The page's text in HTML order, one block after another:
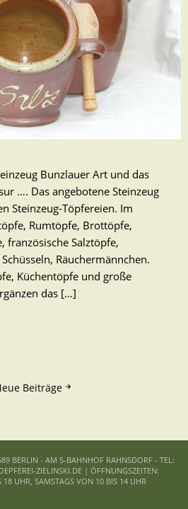
Bunzlauer Art und das
…. Das angebotene Steinzeug
Steinzeug-Töpfereien. Im
Rumtöpfe, Brottöpfe,
französische Salztöpfe,
Räuchermännchen.
Küchentöpfe und große
das […]
Beiträge
BERLIN - AM S-BAHNHOF RAHNSDORF - TEL:
ZIELINSKI.DE | ÖFFNUNGSZEITEN:
UHR, SAMSTAGS VON 10 BIS 14 UHR